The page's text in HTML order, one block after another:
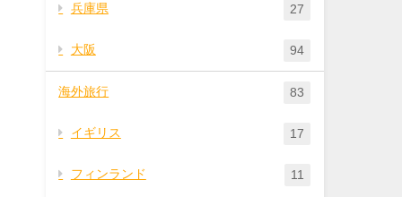
兵庫県 27
大阪 94
海外旅行 83
イギリス 17
フィンランド 11